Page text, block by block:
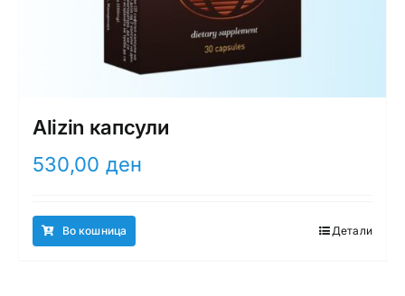
Alizin капсули
530,00 ден
Во кошница Детали